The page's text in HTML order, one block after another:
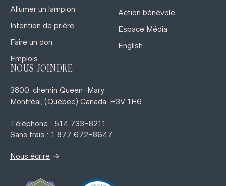
Allumer un lampion
Intention de prière
Faire un don
Emplois
Action bénévole
Espace Média
English
NOUS JOINDRE
3800, chemin Queen-Mary
Montréal, (Québec) Canada, H3V 1H6
Téléphone : 514 733-8211
Sans frais : 1 877 672-8647
Nous écrire →